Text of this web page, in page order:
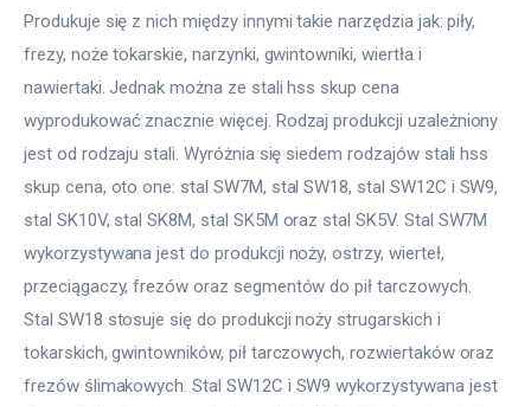
Produkuje się z nich między innymi takie narzędzia jak: piły,
frezy, noże tokarskie, narzynki, gwintowniki, wiertła i
nawiertaki. Jednak można ze stali hss skup cena
wyprodukować znacznie więcej. Rodzaj produkcji uzależniony
jest od rodzaju stali. Wyróżnia się siedem rodzajów stali hss
skup cena, oto one: stal SW7M, stal SW18, stal SW12C i SW9,
stal SK10V, stal SK8M, stal SK5M oraz stal SK5V. Stal SW7M
wykorzystywana jest do produkcji noży, ostrzy, wierteł,
przeciągaczy, frezów oraz segmentów do pił tarczowych.
Stal SW18 stosuje się do produkcji noży strugarskich i
tokarskich, gwintowników, pił tarczowych, rozwiertaków oraz
frezów ślimakowych. Stal SW12C i SW9 wykorzystywana jest